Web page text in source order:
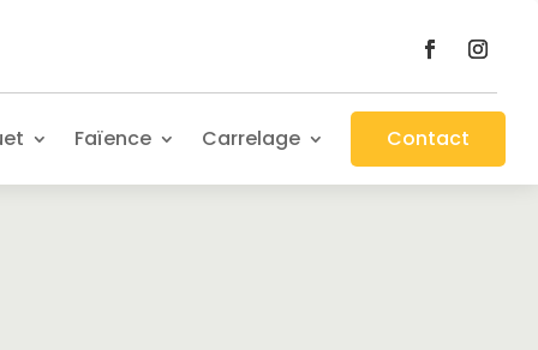
Faïence Carrelage Contact